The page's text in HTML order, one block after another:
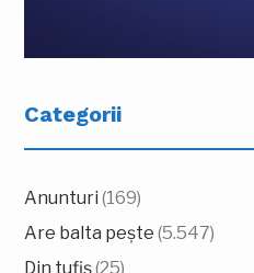
Categorii
Anunturi (169)
Are balta pește (5.547)
Din tufiș(25)